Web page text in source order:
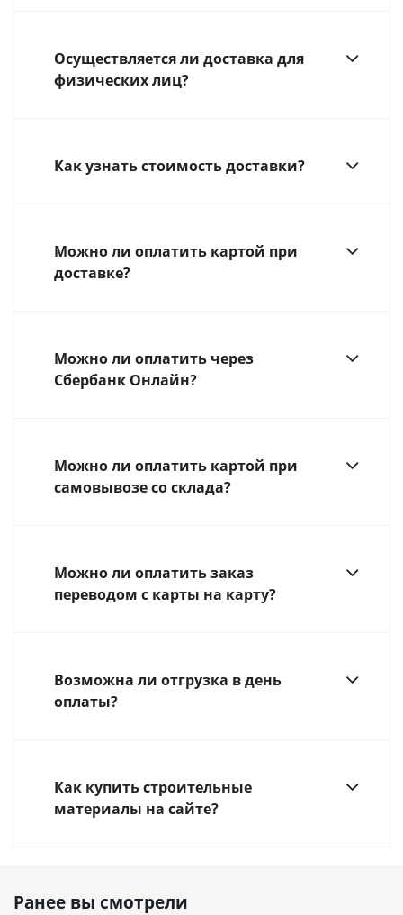
Осуществляется ли доставка для
физических лиц?
Как узнать стоимость доставки?
Можно ли оплатить картой при
доставке?
Можно ли оплатить через
Сбербанк Онлайн?
Можно ли оплатить картой при
самовывозе со склада?
Можно ли оплатить заказ
переводом с карты на карту?
Возможна ли отгрузка в день
оплаты?
Как купить строительные
материалы на сайте?
Ранее вы смотрели